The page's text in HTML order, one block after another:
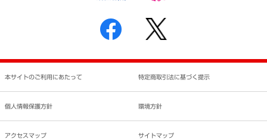
反社会的勢力に対する基本方針
書面による個人情報の開示等の請求の手続きについて
本サイトのご利用にあたって 特定商取引法に基づく提示
個人情報保護方針 環境方針
アクセスマップ サイトマップ